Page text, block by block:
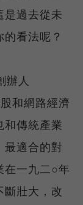
是過去從未
看法呢？
辦人
和網路經濟
和傳統產業
最適合的對
在一九二○年
斷壯大，改